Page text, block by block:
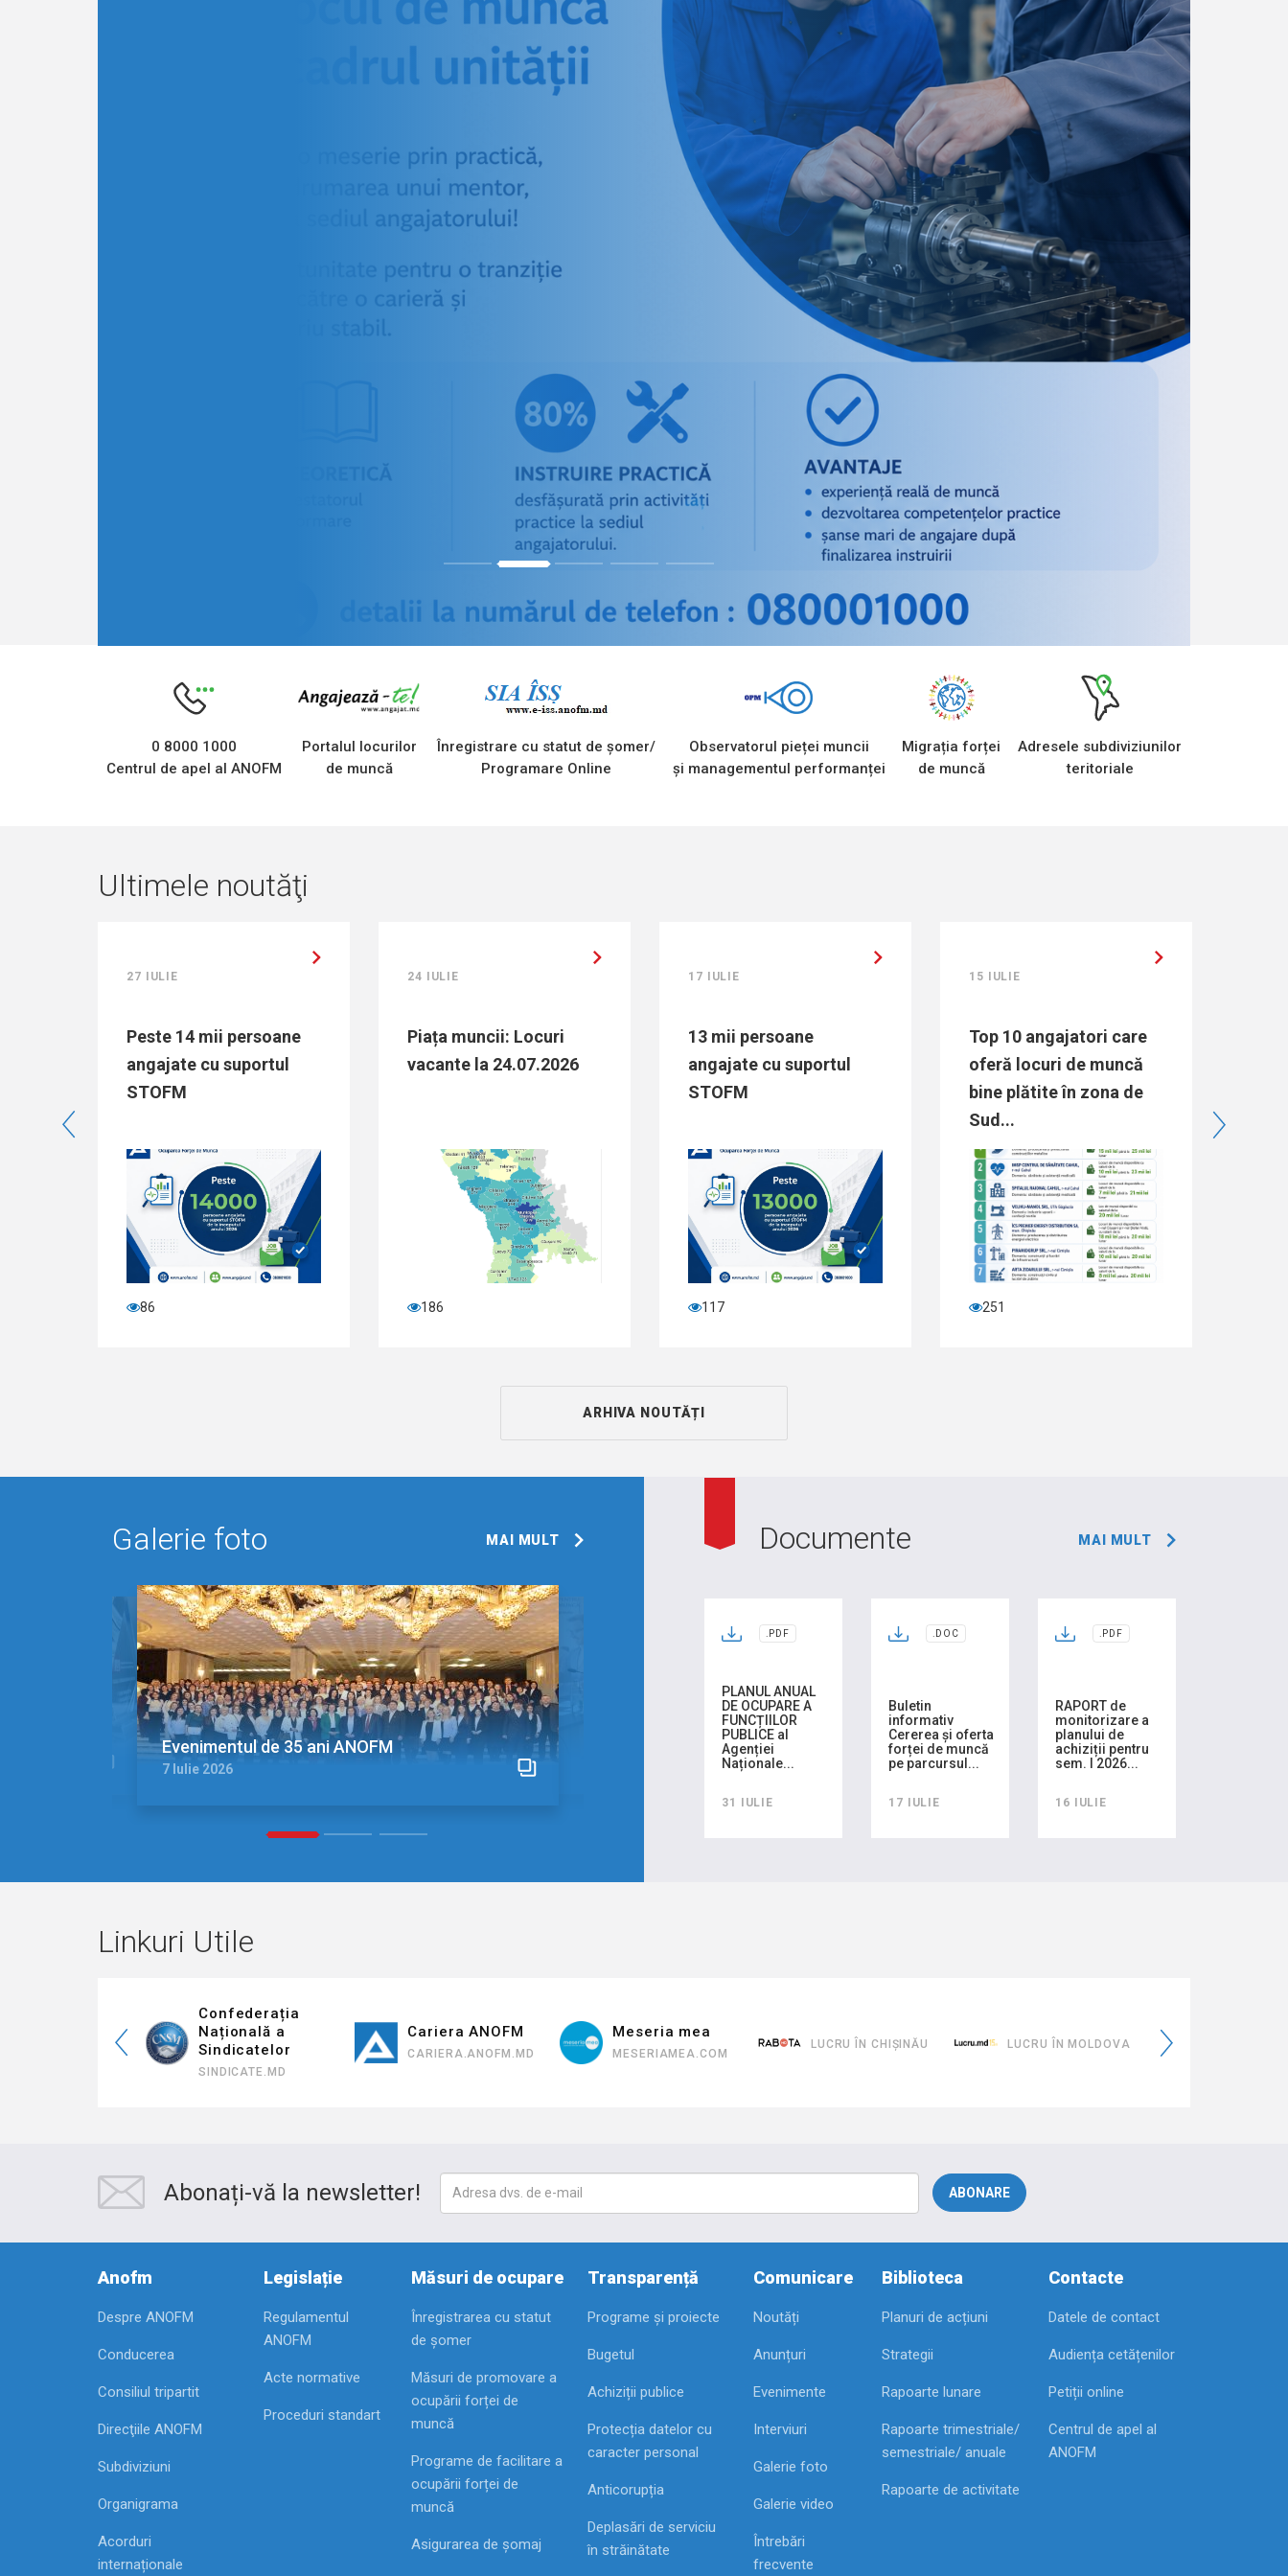
1 2 3 4 5
0 8000 1000
Centrul de apel al ANOFM
Portalul locurilor
de muncă
Înregistrare cu statut de șomer/
Programare Online
Observatorul pieței muncii
și managementul performanței
Migrația forței
de muncă
Adresele subdiviziunilor
teritoriale
Ultimele noutăţi
27 IULIE
Peste 14 mii persoane
angajate cu suportul
STOFM
86
24 IULIE
Piața muncii: Locuri
vacante la 24.07.2026
186
17 IULIE
13 mii persoane
angajate cu suportul
STOFM
117
15 IULIE
Top 10 angajatori care
oferă locuri de muncă
bine plătite în zona de
Sud...
251
ARHIVA NOUTĂȚI
Galerie foto MAI MULT
Evenimentul de 35 ani ANOFM
7 Iulie 2026
1 2 3
Documente MAI MULT
.PDF
PLANUL ANUAL
DE OCUPARE A
FUNCȚIILOR
PUBLICE al
Agenției
Naționale...
31 IULIE
.DOC
Buletin
informativ
Cererea și oferta
forței de muncă
pe parcursul...
17 IULIE
.PDF
RAPORT de
monitorizare a
planului de
achiziții pentru
sem. I 2026...
16 IULIE
Linkuri Utile
Națională a
Sindicatelor
Cariera ANOFM
CARIERA.ANOFM.MD
Meseria mea
MESERIAMEA.COM
LUCRU ÎN CHIȘINĂU LUCRU ÎN MOLDOVA
eMoldovaTa
EMOLDOVATA.GOV.MD
Abonați-vă la newsletter!
Anofm
Despre ANOFM
Conducerea
Consiliul tripartit
Direcţiile ANOFM
Subdiviziuni
Organigrama
Acorduri
internaționale
Legislație
Regulamentul
ANOFM
Acte normative
Proceduri standart
Măsuri de ocupare
Înregistrarea cu statut
de șomer
Măsuri de promovare a
ocupării forței de
muncă
Programe de facilitare a
ocupării forței de
muncă
Asigurarea de șomaj
Transparență
Programe și proiecte
Bugetul
Achiziții publice
Protecția datelor cu
caracter personal
Anticorupția
Deplasări de serviciu
în străinătate
Comunicare
Noutăți
Anunțuri
Evenimente
Interviuri
Galerie foto
Galerie video
Întrebări
frecvente
Biblioteca
Planuri de acțiuni
Strategii
Rapoarte lunare
Rapoarte trimestriale/
semestriale/ anuale
Rapoarte de activitate
Contacte
Datele de contact
Audiența cetățenilor
Petiții online
Centrul de apel al
ANOFM